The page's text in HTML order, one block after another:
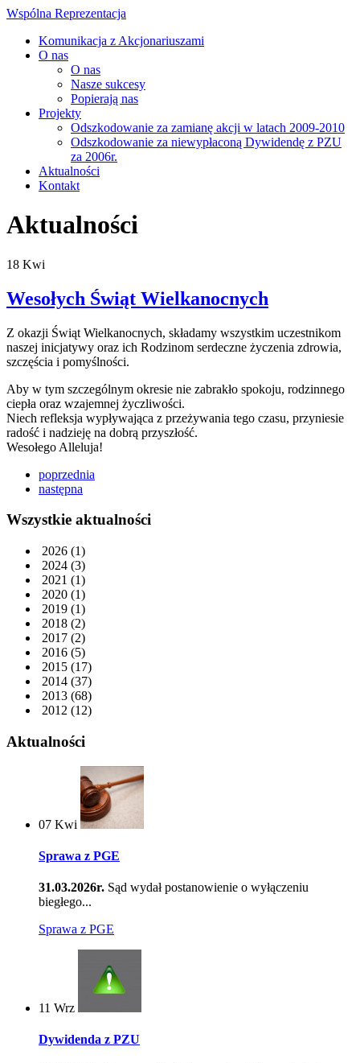
Wspólna Reprezentacja
Komunikacja z Akcjonariuszami
O nas
O nas
Nasze sukcesy
Popierają nas
Projekty
Odszkodowanie za zamianę akcji w latach 2009-2010
Odszkodowanie za niewypłaconą Dywidendę z PZU
za 2006r.
Aktualności
Kontakt
Aktualności
18 Kwi
Wesołych Świąt Wielkanocnych
Z okazji Świąt Wielkanocnych, składamy wszystkim uczestnikom
naszej inicjatywy oraz ich Rodzinom serdeczne życzenia zdrowia,
szczęścia i pomyślności.
Aby w tym szczególnym okresie nie zabrakło spokoju, rodzinnego
ciepła oraz wzajemnej życzliwości.
Niech refleksja wypływająca z przeżywania tego czasu, przyniesie
radość i nadzieję na dobrą przyszłość.
Wesołego Alleluja!
poprzednia
następna
Wszystkie aktualności
2026 (1)
2024 (3)
2021 (1)
2020 (1)
2019 (1)
2018 (2)
2017 (2)
2016 (5)
2015 (17)
2014 (37)
2013 (68)
2012 (12)
Aktualności
07 Kwi
Sprawa z PGE
31.03.2026r. Sąd wydał postanowienie o wyłączeniu
biegłego...
Sprawa z PGE
11 Wrz
Dywidenda z PZU